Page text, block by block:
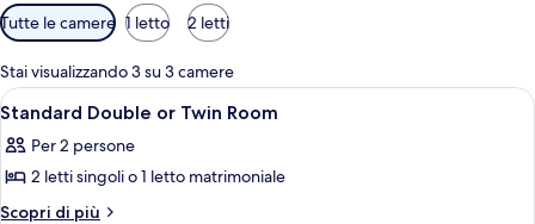
Filtri
disponibili
per
le
camere
Tutte le camere 1 letto 2 letti
Stai visualizzando 3 su 3 camere
Apri
tutte
le
foto
per
Camera da letto con un letto in
6
Standard Double or Twin Room
Per 2 persone
2 letti singoli o 1 letto matrimoniale
Scopri di più
Altri